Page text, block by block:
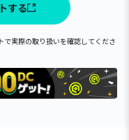
する
実際の取り扱いを確認してくださ